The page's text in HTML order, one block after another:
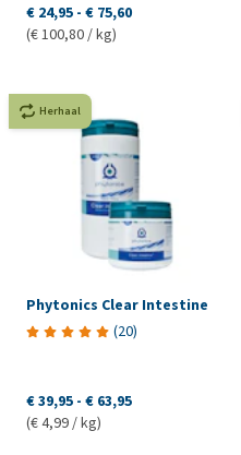
€ 24,95 - € 75,60
(€ 100,80 / kg)
Herhaal
Phytonics Clear Intestine
(20)
€ 39,95 - € 63,95
(€ 4,99 / kg)